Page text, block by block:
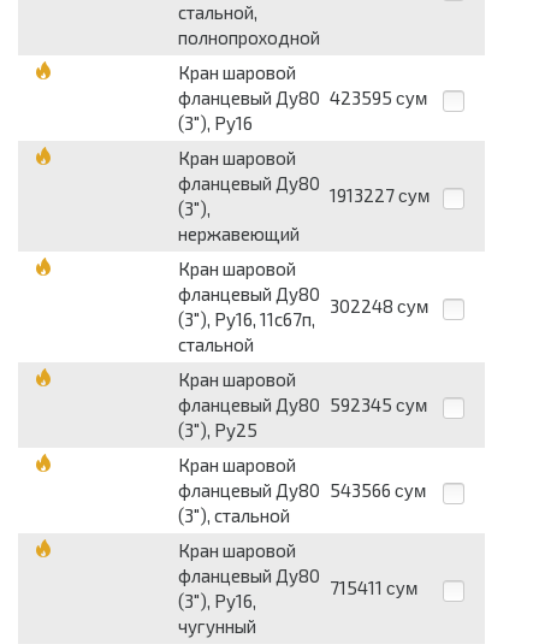
стальной,
полнопроходной
Кран шаровой
фланцевый Ду80
(3"), Ру16
423595 сум
Кран шаровой
фланцевый Ду80
(3"),
нержавеющий
1913227 сум
Кран шаровой
фланцевый Ду80
(3"), Ру16, 11с67п,
стальной
302248 сум
Кран шаровой
фланцевый Ду80
(3"), Ру25
592345 сум
Кран шаровой
фланцевый Ду80
(3"), стальной
543566 сум
Кран шаровой
фланцевый Ду80
(3"), Ру16,
чугунный
715411 сум